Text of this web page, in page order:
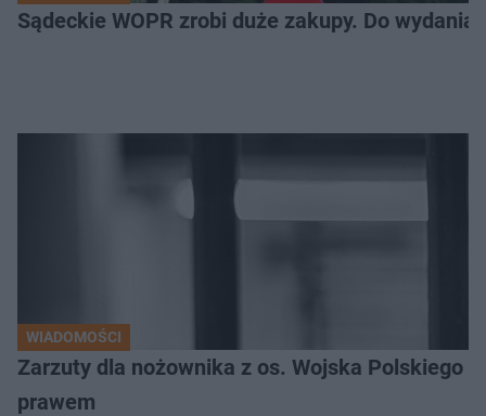
Sądeckie WOPR zrobi duże zakupy. Do wydania
WIADOMOŚCI
Zarzuty dla nożownika z os. Wojska Polskiego
prawem